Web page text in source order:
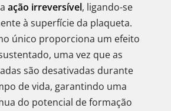
ação irreversível, ligando-se
à superfície da plaqueta.
único proporciona um efeito
uma vez que as
são desativadas durante
de vida, garantindo uma
do potencial de formação